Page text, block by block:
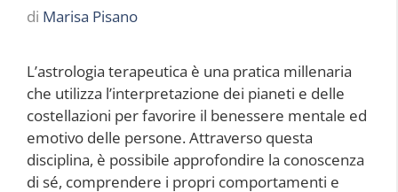
di Marisa Pisano
L’astrologia terapeutica è una pratica millenaria
che utilizza l’interpretazione dei pianeti e delle
costellazioni per favorire il benessere mentale ed
emotivo delle persone. Attraverso questa
disciplina, è possibile approfondire la conoscenza
di sé, comprendere i propri comportamenti e